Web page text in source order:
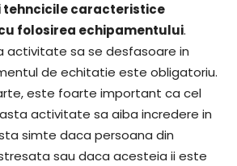
tehncicile caracteristice
folosirea echipamentului.
activitate sa se desfasoare in
de echitatie este obligatoriu.
este foarte important ca cel
activitate sa aiba incredere in
simte daca persoana din
sau daca acesteia ii este